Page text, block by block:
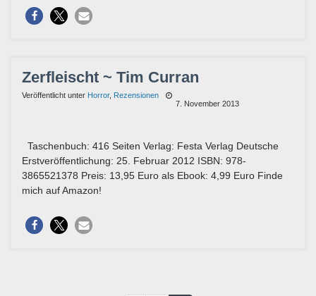
Zerfleischt ~ Tim Curran
Veröffentlicht unter Horror, Rezensionen
7. November 2013
Taschenbuch: 416 Seiten Verlag: Festa Verlag Deutsche
Erstveröffentlichung: 25. Februar 2012 ISBN: 978-
3865521378 Preis: 13,95 Euro als Ebook: 4,99 Euro Finde
mich auf Amazon!